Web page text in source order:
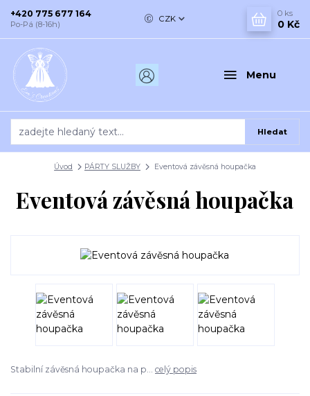
Menu
CZK
Hledat
+420 775 677 164
Po-Pá (8-16h)
0 ks
0 Kč
Úvod PÁRTY SLUŽBY Eventová závěsná houpačka
Eventová závěsná houpačka
Stabilní závěsná houpačka na p... celý popis